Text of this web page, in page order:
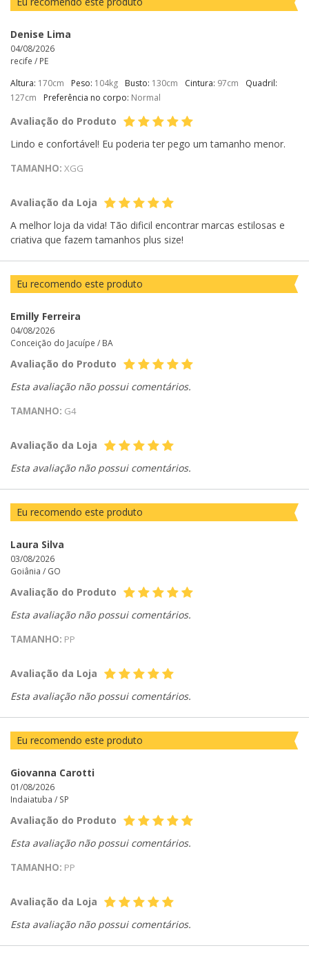
Denise Lima
04/08/2026
recife / PE
Altura: 170cm Peso: 104kg Busto: 130cm Cintura: 97cm
Quadril:
127cm
Preferência no corpo: Normal
Avaliação do Produto
Lindo e confortável! Eu poderia ter pego um tamanho menor.
TAMANHO: XGG
Avaliação da Loja
A melhor loja da vida! Tão dificil encontrar marcas estilosas e
criativa que fazem tamanhos plus size!
Eu recomendo este produto
Emilly Ferreira
04/08/2026
Conceição do Jacuípe / BA
Avaliação do Produto
Esta avaliação não possui comentários.
TAMANHO: G4
Avaliação da Loja
Esta avaliação não possui comentários.
Eu recomendo este produto
Laura Silva
03/08/2026
Goiânia / GO
Avaliação do Produto
Esta avaliação não possui comentários.
TAMANHO: PP
Avaliação da Loja
Esta avaliação não possui comentários.
Eu recomendo este produto
Giovanna Carotti
01/08/2026
Indaiatuba / SP
Avaliação do Produto
Esta avaliação não possui comentários.
TAMANHO: PP
Avaliação da Loja
Esta avaliação não possui comentários.